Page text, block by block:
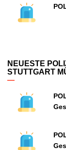
NEUESTE
STUTTGART